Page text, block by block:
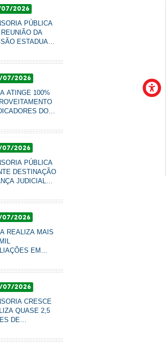
IMPERATRIZ
07/2026
PÚBLICA
DA
ESTADUAL
NO CAMPO
07/2026
ATINGE 100%
DO
07/2026
PÚBLICA
DESTINAÇÃO
JUDICIAL
AGRÍCOLA
07/2026
REALIZA MAIS
EM
ACESSO À
07/2026
CRESCE
QUASE 2,5
DE
ESTADO